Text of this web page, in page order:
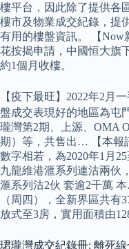
樓平台，因此除了提供各
樓市及物業成交紀錄，提
有用的樓盤資訊。 【
花按揭申請，中國恒大旗
約1個月收樓。
【疫下最旺】2022年2月
盤成交表現好的地區為屯
瓏灣第2期、上源、OMA
期）等，共售出… 【本報
數字相若，為2020年1月
九龍維港滙系列連沽兩伙
滙系列沽2伙 套逾2千萬
（周四），全新界區共有
放式至3房，實用面積由
珺瓏灣成交紀錄冊: 離死